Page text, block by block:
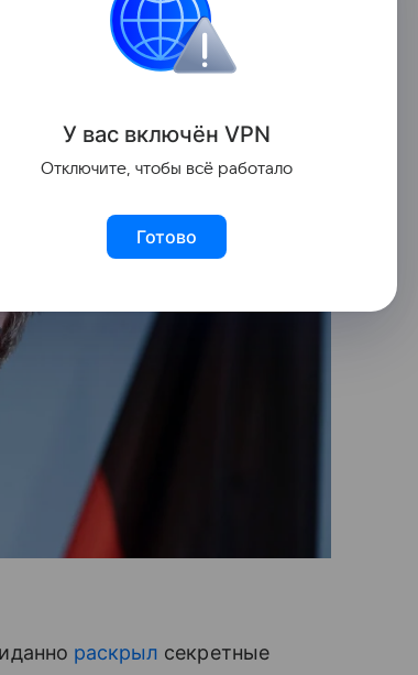
раскрыл секретные
У вас включён VPN
Отключите, чтобы всё работало
Готово